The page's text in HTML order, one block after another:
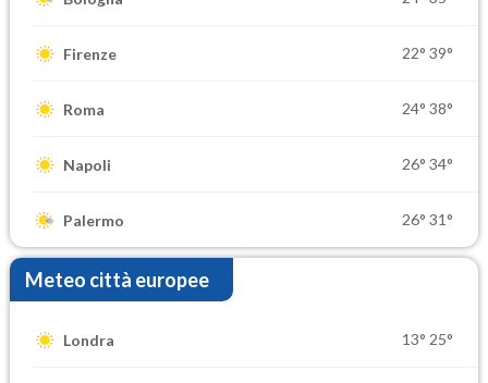
Firenze 22° 39°
Roma 24° 38°
Napoli 26° 34°
Palermo 26° 31°
Meteo città europee
Londra 13° 25°